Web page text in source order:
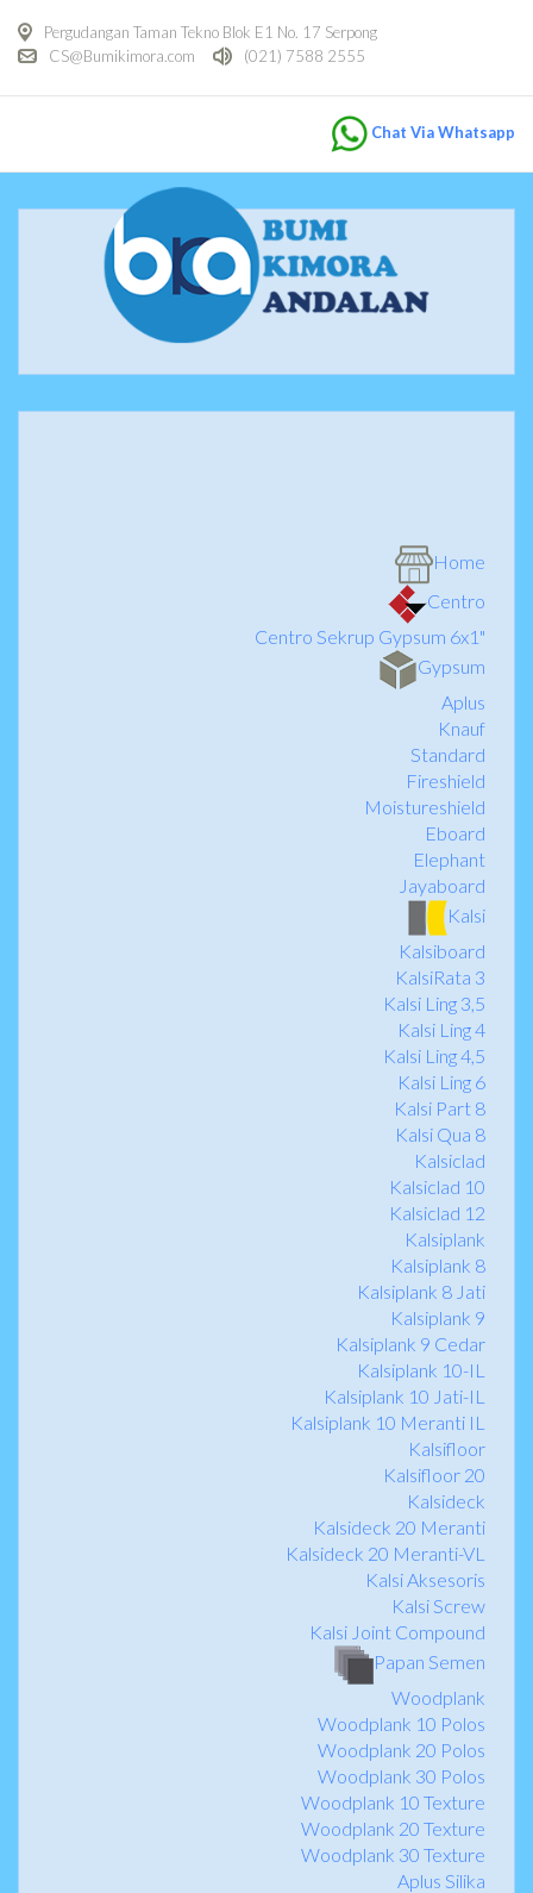
Pergudangan Taman Tekno Blok E1 No. 17 Serpong
CS@Bumikimora.com
(021) 7588 2555
Chat Via Whatsapp
Home
Centro
Centro Sekrup Gypsum 6x1"
Gypsum
Aplus
Knauf
Standard
Fireshield
Moistureshield
Eboard
Elephant
Jayaboard
Kalsi
Kalsiboard
KalsiRata 3
Kalsi Ling 3,5
Kalsi Ling 4
Kalsi Ling 4,5
Kalsi Ling 6
Kalsi Part 8
Kalsi Qua 8
Kalsiclad
Kalsiclad 10
Kalsiclad 12
Kalsiplank
Kalsiplank 8
Kalsiplank 8 Jati
Kalsiplank 9
Kalsiplank 9 Cedar
Kalsiplank 10-IL
Kalsiplank 10 Jati-IL
Kalsiplank 10 Meranti IL
Kalsifloor
Kalsifloor 20
Kalsideck
Kalsideck 20 Meranti
Kalsideck 20 Meranti-VL
Kalsi Aksesoris
Kalsi Screw
Kalsi Joint Compound
Papan Semen
Woodplank
Woodplank 10 Polos
Woodplank 20 Polos
Woodplank 30 Polos
Woodplank 10 Texture
Woodplank 20 Texture
Woodplank 30 Texture
Aplus Silika